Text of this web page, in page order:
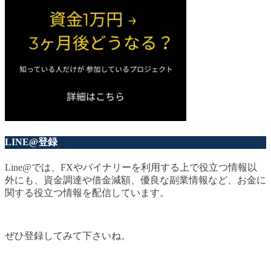
LINE@登録
Line@では、FXやバイナリーを利用する上で役立つ情報以
外にも、資金調達や借金減額、優良な副業情報など、お金に
関する役立つ情報を配信しています。
ぜひ登録してみて下さいね。